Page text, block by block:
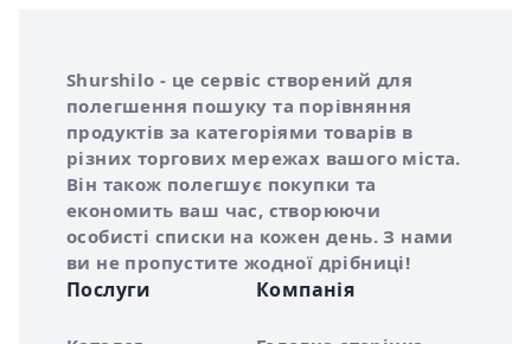
Про сервіс Shurshilo
Shurshilo - це сервіс створений для
полегшення пошуку та порівняння
продуктів за категоріями товарів в
різних торгових мережах вашого міста.
Він також полегшує покупки та
економить ваш час, створюючи
особисті списки на кожен день. З нами
ви не пропустите жодної дрібниці!
Послуги Компанія